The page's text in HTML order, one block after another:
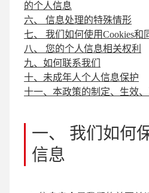
的个人信息
六、 信息处理的特殊情形
七、 我们如何使用Cookies和
八、 您的个人信息相关权利
九、如何联系我们
十、未成年人个人信息保护
十一、本政策的制定、生效
一、 我们如何
信息